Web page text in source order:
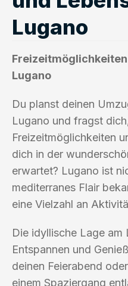
Lugano
Lugano
Du planst deinen
Lugano und fragst
Freizeitmöglichkeiten
dich in der
erwartet? Lugano ist
mediterranes Flair
eine Vielzahl an
Die idyllische Lage am
Entspannen und
deinen Feierabend
einem Spaziergang